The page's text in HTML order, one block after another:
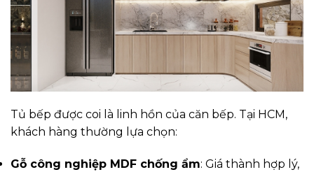
Tủ bếp được coi là linh hồn của căn bếp. Tại HCM,
khách hàng thường lựa chọn:
Gỗ công nghiệp MDF chống ẩm: Giá thành hợp lý,